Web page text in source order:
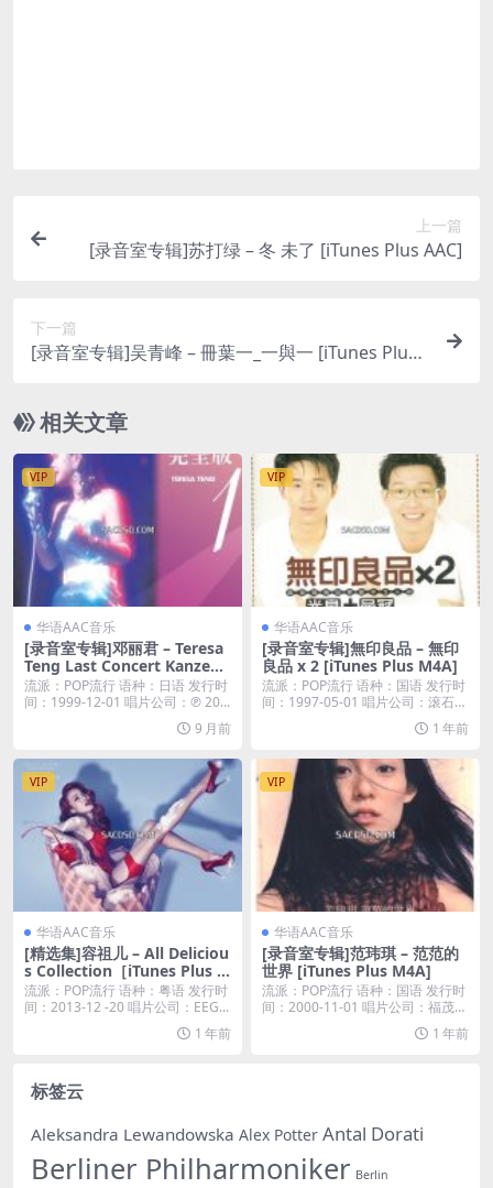
上一篇
[录音室专辑]苏打绿 – 冬 未了 [iTunes Plus AAC]
下一篇
[录音室专辑]吴青峰 – 冊葉一_一與一 [iTunes Plus
相关文章
VIP
华语AAC音乐
[录音室专辑]邓丽君 – Teresa
Teng Last Concert Kanzenb
an 1 (1999) [iTunes Plus M4
A]
流派：POP流行 语种：日语 发行时
间：1999-12-01 唱片公司：℗ 20...
9 月前
VIP
华语AAC音乐
[录音室专辑]無印良品 – 無印
良品 x 2 [iTunes Plus M4A]
流派：POP流行 语种：国语 发行时
间：1997-05-01 唱片公司：滚石唱
1 年前
VIP
华语AAC音乐
[精选集]容祖儿 – All Deliciou
s Collection［iTunes Plus A
AC］
流派：POP流行 语种：粤语 发行时
间：2013-12 -20 唱片公司：EEG...
1 年前
VIP
华语AAC音乐
[录音室专辑]范玮琪 – 范范的
世界 [iTunes Plus M4A]
流派：POP流行 语种：国语 发行时
间：2000-11-01 唱片公司：福茂唱
1 年前
标签云
Aleksandra Lewandowska Alex Potter Antal Dorati
Berliner Philharmoniker Berlin